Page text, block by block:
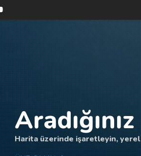
Harita üzerinde işaretleyin,